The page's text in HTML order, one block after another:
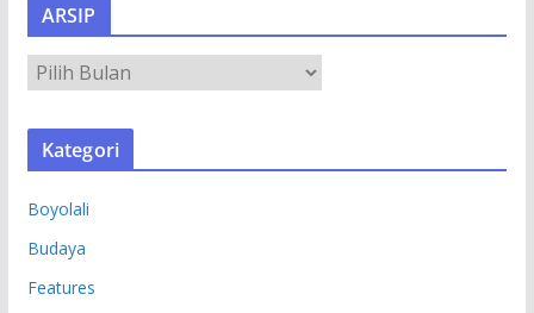
ARSIP
R
S
Kategori
Boyolali
Budaya
Features